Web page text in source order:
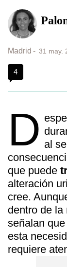
Madrid 31 may.
4
D al
que puede
alteración
cree.
dentro de la
señalan
esta
requiere